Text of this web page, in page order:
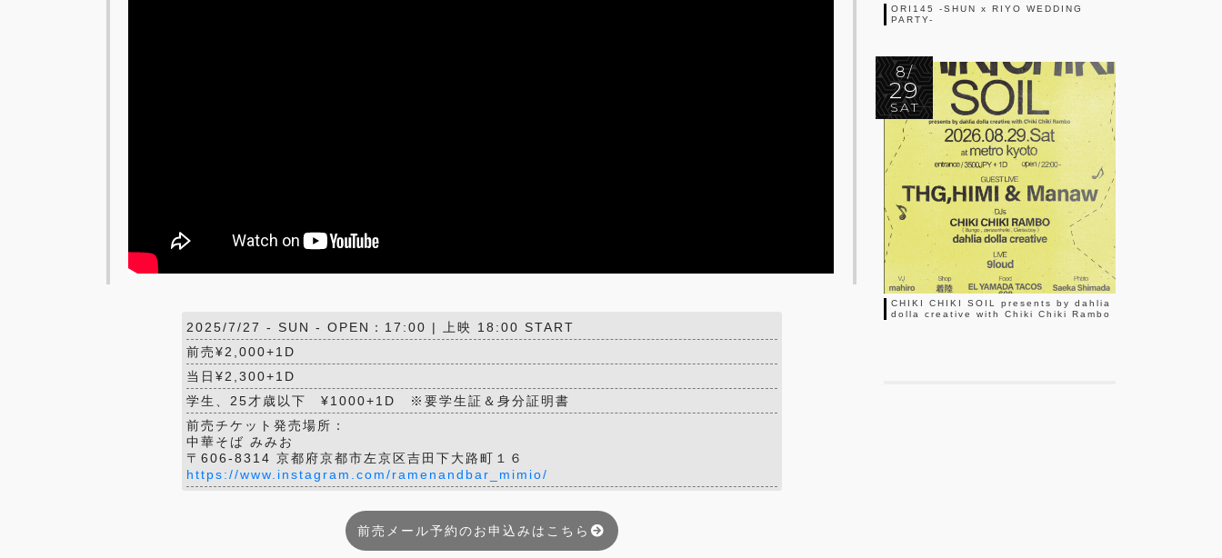
2025/7/27 - SUN - OPEN：17:00 | 上映 18:00 START
前売¥2,000+1D
当日¥2,300+1D
学生、25才歳以下 ¥1000+1D ※要学生証＆身分証明書
前売チケット発売場所：
中華そば みみお
〒606-8314 京都府京都市左京区吉田下大路町１６
https://www.instagram.com/ramenandbar_mimio/
前売メール予約のお申込みはこちら
ORI145 -SHUN x RIYO WEDDING
PARTY-
8/
29
SAT
CHIKI CHIKI SOIL presents by dahlia
dolla creative with Chiki Chiki Rambo